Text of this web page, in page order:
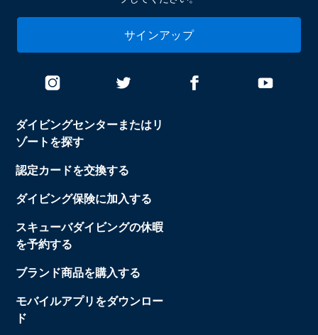
ダイビングセンターまたはリ
ゾートを探す
認定カードを交換する
ダイビング保険に加入する
スキューバダイビングの休暇
を予約する
ブランド商品を購入する
モバイルアプリをダウンロー
ド
サインアップ